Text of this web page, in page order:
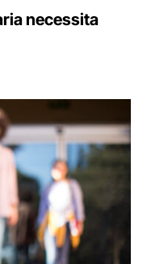
necessita